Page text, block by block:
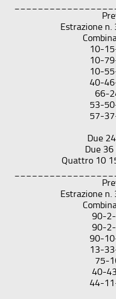
Estrazione
10-
10-
10-
40-
66-
53-
57-
Due
Due
Quattro 10
Estrazione
90-
90-
90-
13-
75-
40-
44-